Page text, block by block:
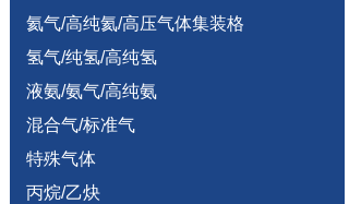
氦气/高纯氦/高压气体集装格
氢气/纯氢/高纯氢
液氨/氨气/高纯氨
混合气/标准气
特殊气体
丙烷/乙炔